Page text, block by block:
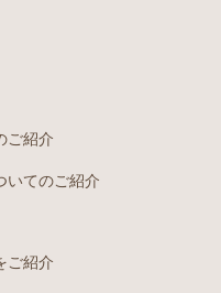
ご紹介
いてのご紹介
ご紹介